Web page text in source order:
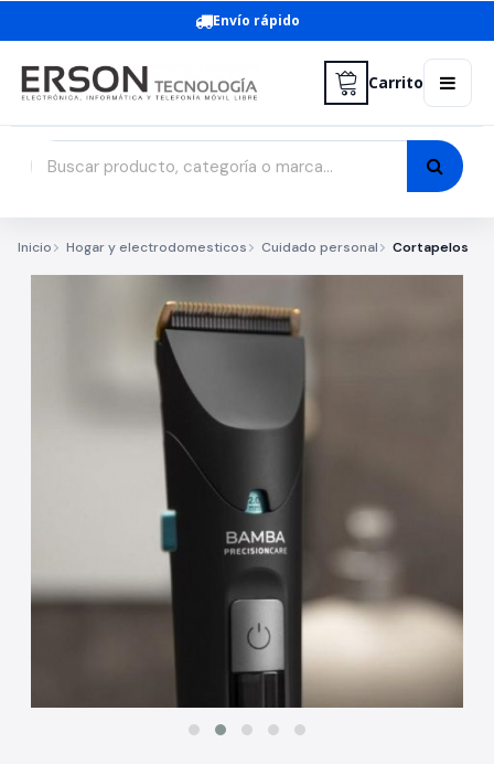
Envío rápido
Carrito
Inicio Hogar y electrodomesticos Cuidado personal Cortapelos